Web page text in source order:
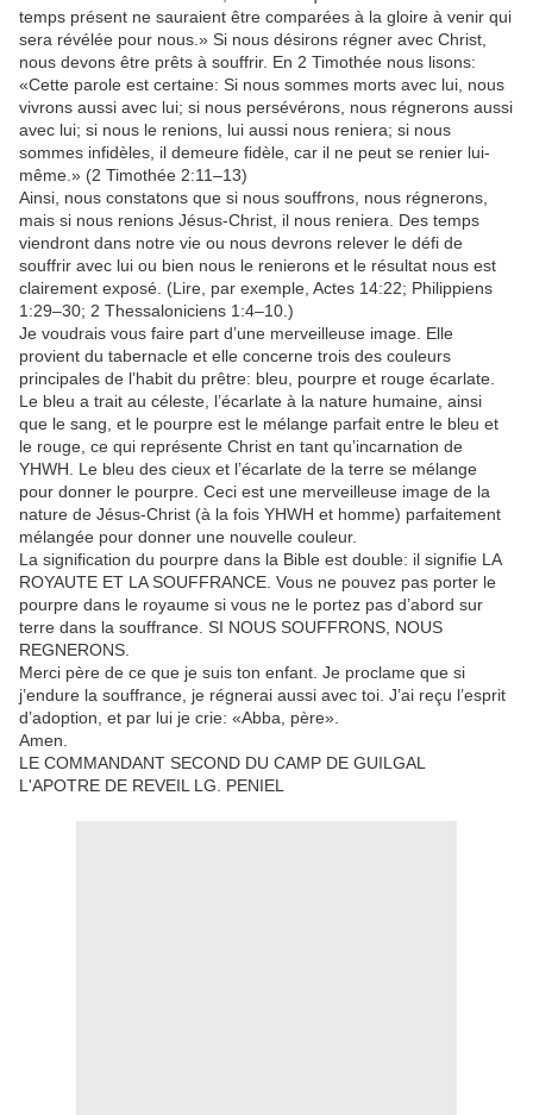
temps présent ne sauraient être comparées à la gloire à venir qui
sera révélée pour nous.» Si nous désirons régner avec Christ,
nous devons être prêts à souffrir. En 2 Timothée nous lisons:
«Cette parole est certaine: Si nous sommes morts avec lui, nous
vivrons aussi avec lui; si nous persévérons, nous régnerons aussi
avec lui; si nous le renions, lui aussi nous reniera; si nous
sommes infidèles, il demeure fidèle, car il ne peut se renier lui-
même.» (2 Timothée 2:11–13)
Ainsi, nous constatons que si nous souffrons, nous régnerons,
mais si nous renions Jésus-Christ, il nous reniera. Des temps
viendront dans notre vie ou nous devrons relever le défi de
souffrir avec lui ou bien nous le renierons et le résultat nous est
clairement exposé. (Lire, par exemple, Actes 14:22; Philippiens
1:29–30; 2 Thessaloniciens 1:4–10.)
Je voudrais vous faire part d’une merveilleuse image. Elle
provient du tabernacle et elle concerne trois des couleurs
principales de l’habit du prêtre: bleu, pourpre et rouge écarlate.
Le bleu a trait au céleste, l’écarlate à la nature humaine, ainsi
que le sang, et le pourpre est le mélange parfait entre le bleu et
le rouge, ce qui représente Christ en tant qu’incarnation de
YHWH. Le bleu des cieux et l’écarlate de la terre se mélange
pour donner le pourpre. Ceci est une merveilleuse image de la
nature de Jésus-Christ (à la fois YHWH et homme) parfaitement
mélangée pour donner une nouvelle couleur.
La signification du pourpre dans la Bible est double: il signifie LA
ROYAUTE ET LA SOUFFRANCE. Vous ne pouvez pas porter le
pourpre dans le royaume si vous ne le portez pas d’abord sur
terre dans la souffrance. SI NOUS SOUFFRONS, NOUS
REGNERONS.
Merci père de ce que je suis ton enfant. Je proclame que si
j’endure la souffrance, je régnerai aussi avec toi. J’ai reçu l’esprit
d’adoption, et par lui je crie: «Abba, père».
Amen.
LE COMMANDANT SECOND DU CAMP DE GUILGAL
L'APOTRE DE REVEIL LG. PENIEL